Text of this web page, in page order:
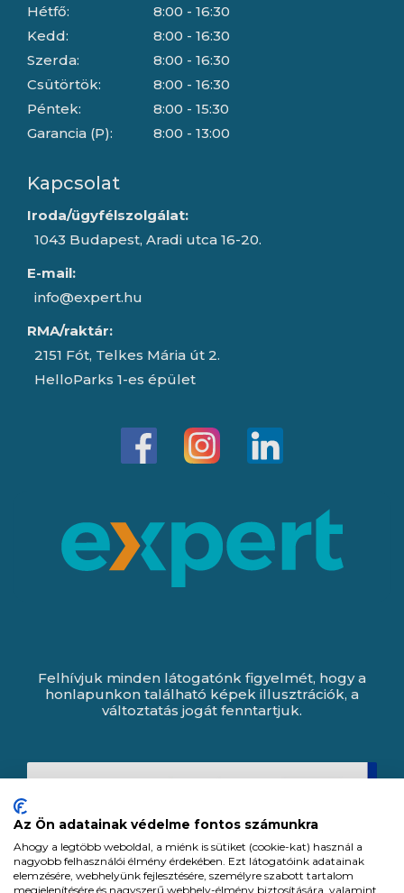
Hétfő:
Kedd:
Szerda:
Csütörtök:
Péntek:
Garancia (P):
8:00 - 16:30
8:00 - 16:30
8:00 - 16:30
8:00 - 16:30
8:00 - 15:30
8:00 - 13:00
Kapcsolat
Iroda/ügyfélszolgálat:
1043 Budapest, Aradi utca 16-20.
E-mail:
info@expert.hu
RMA/raktár:
2151 Fót, Telkes Mária út 2.
HelloParks 1-es épület
Felhívjuk minden látogatónk figyelmét, hogy a
honlapunkon található képek illusztrációk, a
változtatás jogát fenntartjuk.
Az Ön adatainak védelme fontos számunkra
Ahogy a legtöbb weboldal, a miénk is sütiket (cookie-kat) használ a
nagyobb felhasználói élmény érdekében. Ezt látogatóink adatainak
elemzésére, webhelyünk fejlesztésére, személyre szabott tartalom
megjelenítésére és nagyszerű webhely-élmény biztosítására, valamint